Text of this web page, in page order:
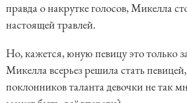
правда о накрутке голосов, Микелла
настоящей травлей.
Но, кажется, юную певицу это только
Микелла всерьез решила стать
поклонников таланта девочки не так